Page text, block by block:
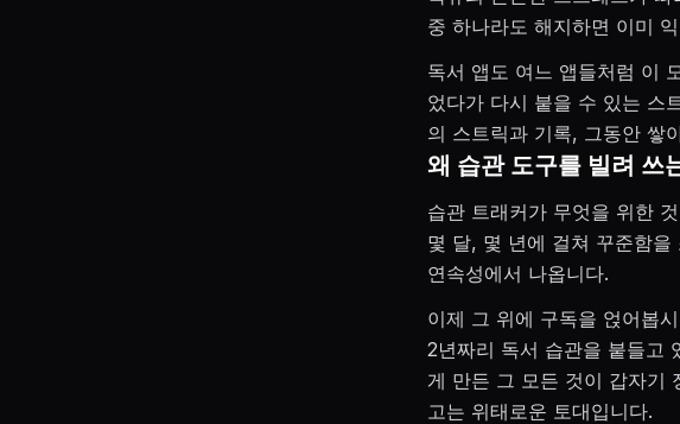
중 하나라도 해지하면 이미
독서 앱도 여느 앱들처럼 이
었다가 다시 붙을 수 있는 스
의 스트릭과 기록, 그동안 쌓
왜 습관 도구를 빌려 쓰
습관 트래커가 무엇을 위한
몇 달, 몇 년에 걸쳐 꾸준함
연속성에서 나옵니다.
이제 그 위에 구독을 얹어봅
2년짜리 독서 습관을 붙들고
게 만든 그 모든 것이 갑자기
고는 위태로운 토대입니다.